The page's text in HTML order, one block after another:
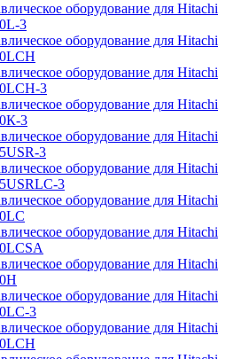
оборудование для Hitachi
3
оборудование для Hitachi
оборудование для Hitachi
3
оборудование для Hitachi
3
оборудование для Hitachi
3
оборудование для Hitachi
3
оборудование для Hitachi
оборудование для Hitachi
оборудование для Hitachi
оборудование для Hitachi
3
оборудование для Hitachi